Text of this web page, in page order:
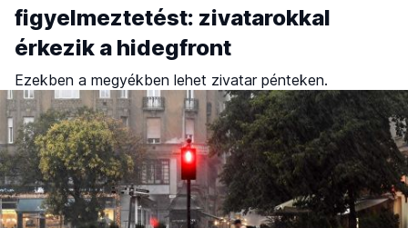
figyelmeztetést: zivatarokkal
érkezik a hidegfront
Ezekben a megyékben lehet zivatar pénteken.